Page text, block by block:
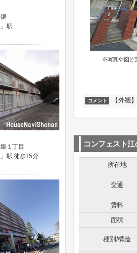
※写真や図と
コメント 【外観】
コンフェスト江
所在地
交通
賃料
面積
種別/構造
駅
１丁目
駅 徒歩15分